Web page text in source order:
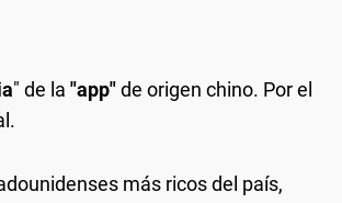
" de la "app"de origen chino. Por el
más ricos del país,